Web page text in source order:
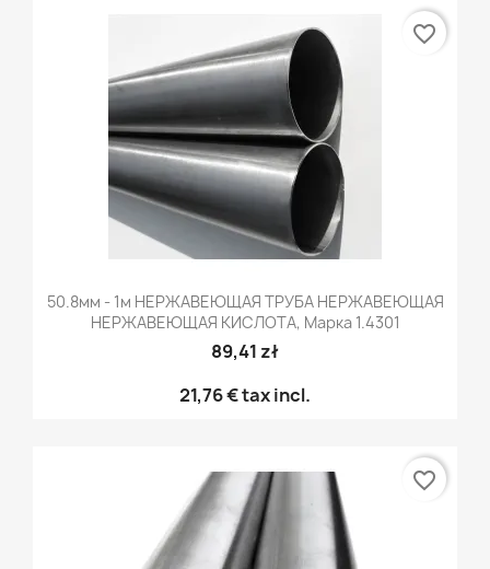
50.8мм - 1м НЕРЖАВЕЮЩАЯ ТРУБА НЕРЖАВЕЮЩАЯ
НЕРЖАВЕЮЩАЯ КИСЛОТА, Марка 1.4301
89,41 zł
21,76 €tax incl.
favorite_border
favorite_border